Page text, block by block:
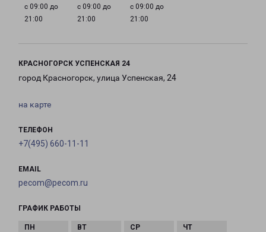
с 09:00 до
21:00
с 09:00 до
21:00
с 09:00 до
21:00
КРАСНОГОРСК УСПЕНСКАЯ 24
город Красногорск, улица Успенская, 24
на карте
ТЕЛЕФОН
+7(495) 660-11-11
EMAIL
pecom@pecom.ru
ГРАФИК РАБОТЫ